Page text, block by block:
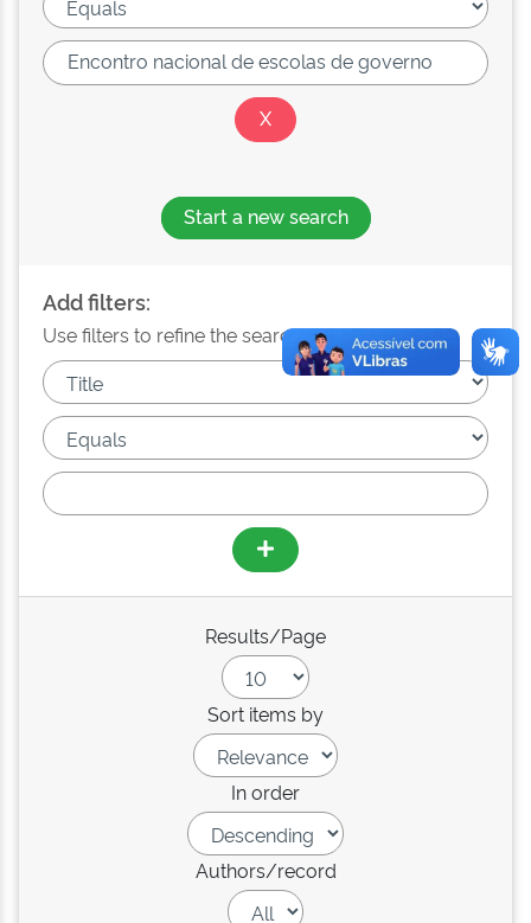
Start a new search
Add filters:
Use filters to refine the search results.
Results/Page
Sort items by
In order
Authors/record